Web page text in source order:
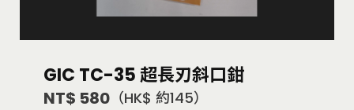
GIC TC-35 超長刃斜口鉗
NT$ 580 （HK$ 約145）